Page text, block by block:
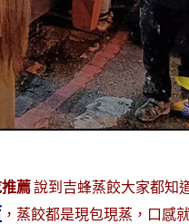
薦說到吉蜂蒸餃大家都知
，蒸餃都是現包現蒸，口感